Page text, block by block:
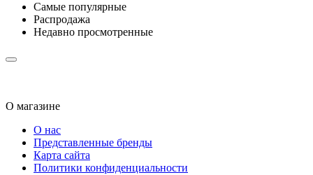
Самые популярные
Распродажа
Недавно просмотренные
О магазине
О нас
Представленные бренды
Карта сайта
Политики конфиденциальности